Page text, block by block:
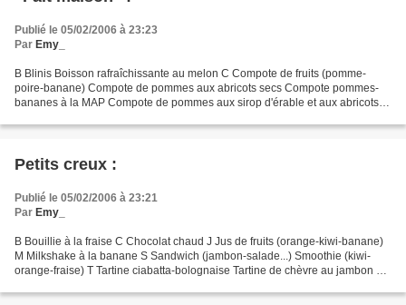
Publié le 05/02/2006 à 23:23
Par Emy_
B Blinis Boisson rafraîchissante au melon C Compote de fruits (pomme-
poire-banane) Compote de pommes aux abricots secs Compote pommes-
bananes à la MAP Compote de pommes aux sirop d'érable et aux abricots
Petits creux :
Publié le 05/02/2006 à 23:21
Par Emy_
B Bouillie à la fraise C Chocolat chaud J Jus de fruits (orange-kiwi-banane)
M Milkshake à la banane S Sandwich (jambon-salade...) Smoothie (kiwi-
orange-fraise) T Tartine ciabatta-bolognaise Tartine de chèvre au jambon cru